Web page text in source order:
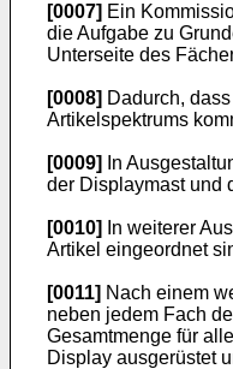
[0007] Ein
die Aufgabe zu
Unterseite des
[0008] Dadurch,
Artikelspektrums
[0009]
In
der Displaymast und
[0010]
In weiterer
Artikel eingeordnet
[0011] Nach einem
neben jedem Fach
Gesamtmenge für
Display ausgerüstet